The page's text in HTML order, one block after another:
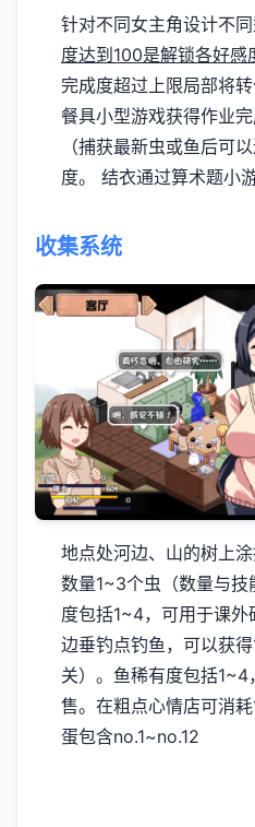
针对不同女主角设计不同
度达到100是解锁各好感
完成度超过上限局部将转
餐具小型游戏获得作业完
（捕获最新虫或鱼后可
度。
结衣通过算术题小
收集系统
地点处河边、山的树上
数量1~3个虫（数量与
度包括1~4，可用于课外
边垂钓点钓鱼，可以获
关）。鱼稀有度包括
售。 在粗点心情店可消
蛋包含no.1~no.12